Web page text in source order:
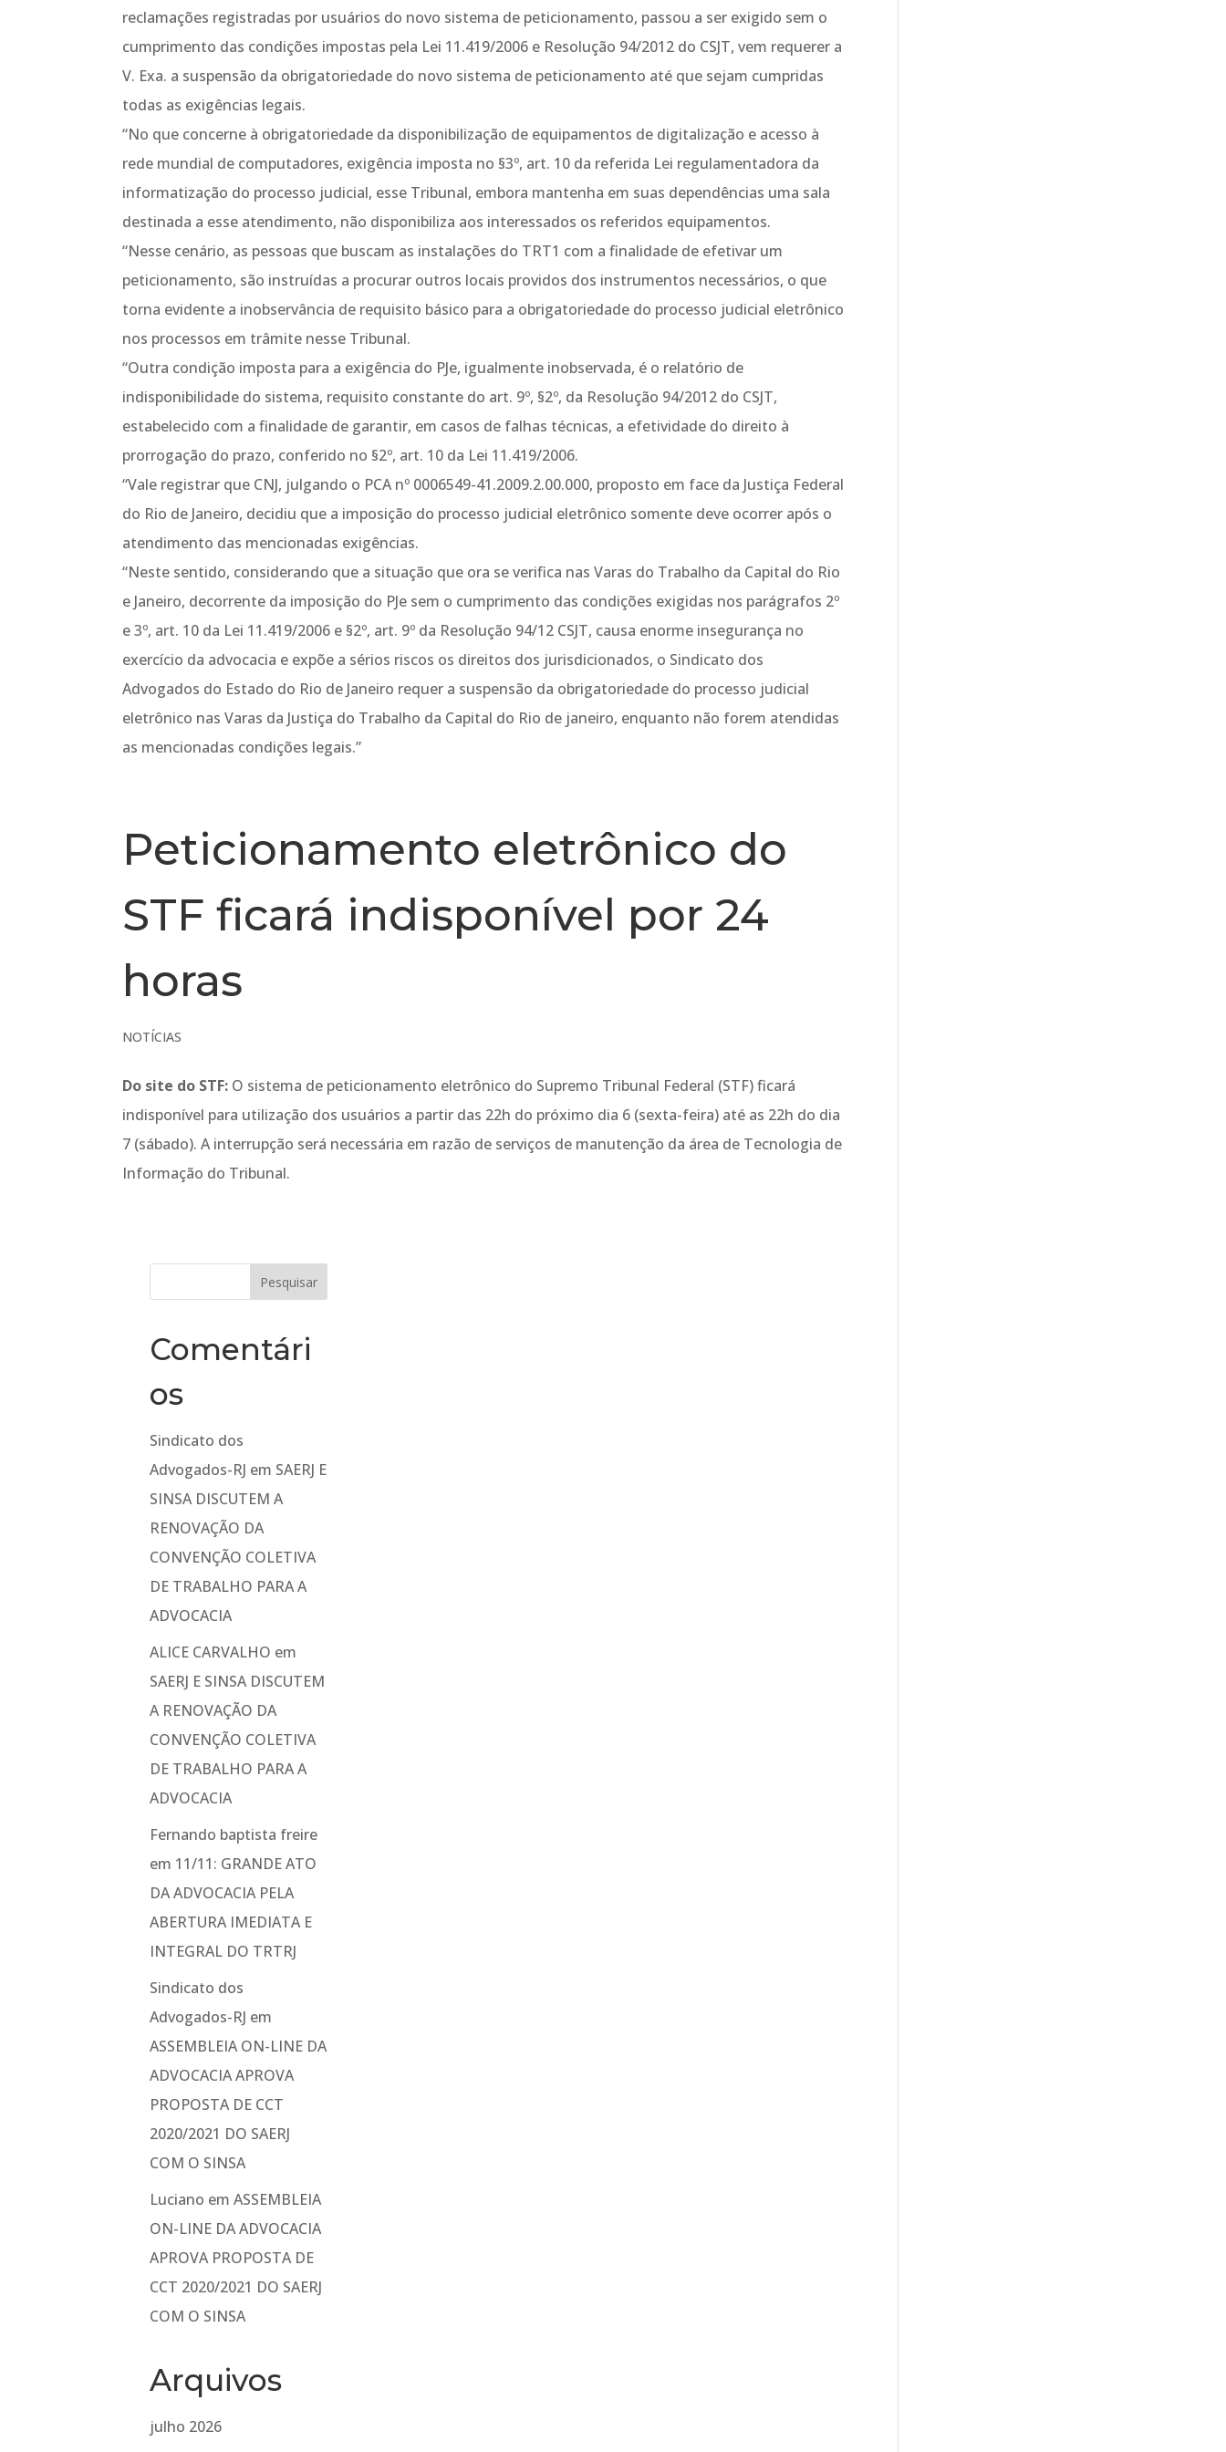
reclamações registradas por usuários do novo sistema de peticionamento, passou a ser exigido sem o
cumprimento das condições impostas pela Lei 11.419/2006 e Resolução 94/2012 do CSJT, vem requerer a
V. Exa. a suspensão da obrigatoriedade do novo sistema de peticionamento até que sejam cumpridas
todas as exigências legais.
“No que concerne à obrigatoriedade da disponibilização de equipamentos de digitalização e acesso à
rede mundial de computadores, exigência imposta no §3º, art. 10 da referida Lei regulamentadora da
informatização do processo judicial, esse Tribunal, embora mantenha em suas dependências uma sala
destinada a esse atendimento, não disponibiliza aos interessados os referidos equipamentos.
“Nesse cenário, as pessoas que buscam as instalações do TRT1 com a finalidade de efetivar um
peticionamento, são instruídas a procurar outros locais providos dos instrumentos necessários, o que
torna evidente a inobservância de requisito básico para a obrigatoriedade do processo judicial eletrônico
nos processos em trâmite nesse Tribunal.
“Outra condição imposta para a exigência do PJe, igualmente inobservada, é o relatório de
indisponibilidade do sistema, requisito constante do art. 9º, §2º, da Resolução 94/2012 do CSJT,
estabelecido com a finalidade de garantir, em casos de falhas técnicas, a efetividade do direito à
prorrogação do prazo, conferido no §2º, art. 10 da Lei 11.419/2006.
“Vale registrar que CNJ, julgando o PCA nº 0006549-41.2009.2.00.000, proposto em face da Justiça Federal
do Rio de Janeiro, decidiu que a imposição do processo judicial eletrônico somente deve ocorrer após o
atendimento das mencionadas exigências.
“Neste sentido, considerando que a situação que ora se verifica nas Varas do Trabalho da Capital do Rio
e Janeiro, decorrente da imposição do PJe sem o cumprimento das condições exigidas nos parágrafos 2º
e 3º, art. 10 da Lei 11.419/2006 e §2º, art. 9º da Resolução 94/12 CSJT, causa enorme insegurança no
exercício da advocacia e expõe a sérios riscos os direitos dos jurisdicionados, o Sindicato dos
Advogados do Estado do Rio de Janeiro requer a suspensão da obrigatoriedade do processo judicial
eletrônico nas Varas da Justiça do Trabalho da Capital do Rio de janeiro, enquanto não forem atendidas
as mencionadas condições legais.”
Peticionamento eletrônico do
STF ficará indisponível por 24
horas
NOTÍCIAS
Do site do STF: O sistema de peticionamento eletrônico do Supremo Tribunal Federal (STF) ficará
indisponível para utilização dos usuários a partir das 22h do próximo dia 6 (sexta-feira) até as 22h do dia
7 (sábado). A interrupção será necessária em razão de serviços de manutenção da área de Tecnologia de
Informação do Tribunal.
Comentári
os
Sindicato dos
Advogados-RJ em SAERJ E
SINSA DISCUTEM A
RENOVAÇÃO DA
CONVENÇÃO COLETIVA
DE TRABALHO PARA A
ADVOCACIA
ALICE CARVALHO em
SAERJ E SINSA DISCUTEM
A RENOVAÇÃO DA
CONVENÇÃO COLETIVA
DE TRABALHO PARA A
ADVOCACIA
Fernando baptista freire
em 11/11: GRANDE ATO
DA ADVOCACIA PELA
ABERTURA IMEDIATA E
INTEGRAL DO TRTRJ
Sindicato dos
Advogados-RJ em
ASSEMBLEIA ON-LINE DA
ADVOCACIA APROVA
PROPOSTA DE CCT
2020/2021 DO SAERJ
COM O SINSA
Luciano emASSEMBLEIA
ON-LINE DA ADVOCACIA
APROVA PROPOSTA DE
CCT 2020/2021 DO SAERJ
COM O SINSA
Arquivos
julho 2026